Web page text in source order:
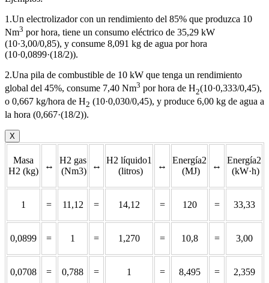
1.Un electrolizador con un rendimiento del 85% que produzca 10
Nm3 por hora, tiene un consumo eléctrico de 35,29 kW
(10·3,00/0,85), y consume 8,091 kg de agua por hora
(10·0,0899·(18/2)).
2.Una pila de combustible de 10 kW que tenga un rendimiento
global del 45%, consume 7,40 Nm3 por hora de H2(10·0,333/0,45),
o 0,667 kg/hora de H2 (10·0,030/0,45), y produce 6,00 kg de agua a
la hora (0,667·(18/2)).
X
Masa
H2 (kg)
↔
H2 gas
(Nm3)
↔
H2 líquido1
(litros)
↔
Energía2
(MJ)
↔
Energía2
(kW·h)
1 = 11,12 = 14,12 = 120 = 33,33
0,0899 = 1 = 1,270 = 10,8 = 3,00
0,0708 = 0,788 = 1 = 8,495 = 2,359